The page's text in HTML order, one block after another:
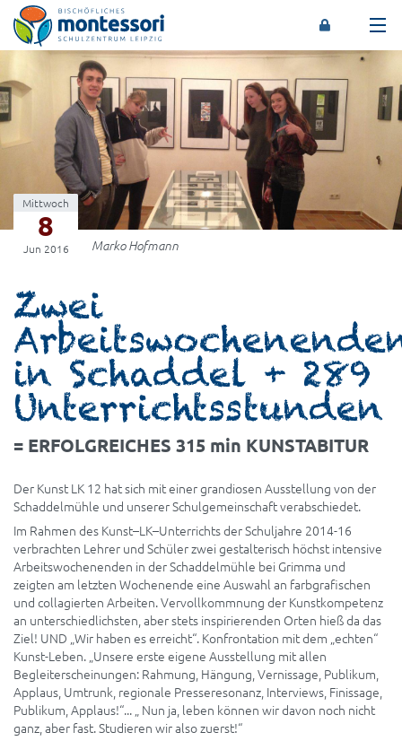
Montessori-Schulzentrum Leipzig
Mittwoch
8
Jun 2016 Marko Hofmann
Zwei
in Schaddel + 289
Unterrichtsstunden
= ERFOLGREICHES 315 min KUNSTABITUR
Der Kunst LK 12 hat sich mit einer grandiosen Ausstellung von der
Schaddelmühle und unserer Schulgemeinschaft verabschiedet.
Im Rahmen des Kunst–LK–Unterrichts der Schuljahre 2014-16
verbrachten Lehrer und Schüler zwei gestalterisch höchst intensive
Arbeitswochenenden in der Schaddelmühle bei Grimma und
zeigten am letzten Wochenende eine Auswahl an farbgrafischen
und collagierten Arbeiten. Vervollkommnung der Kunstkompetenz
an unterschiedlichsten, aber stets inspirierenden Orten hieß da das
Ziel! UND „Wir haben es erreicht“. Konfrontation mit dem „echten“
Kunst-Leben. „Unsere erste eigene Ausstellung mit allen
Begleiterscheinungen: Rahmung, Hängung, Vernissage, Publikum,
Applaus, Umtrunk, regionale Presseresonanz, Interviews, Finissage,
Publikum, Applaus!“... „ Nun ja, leben können wir davon noch nicht
ganz, aber fast. Studieren wir also zuerst!“